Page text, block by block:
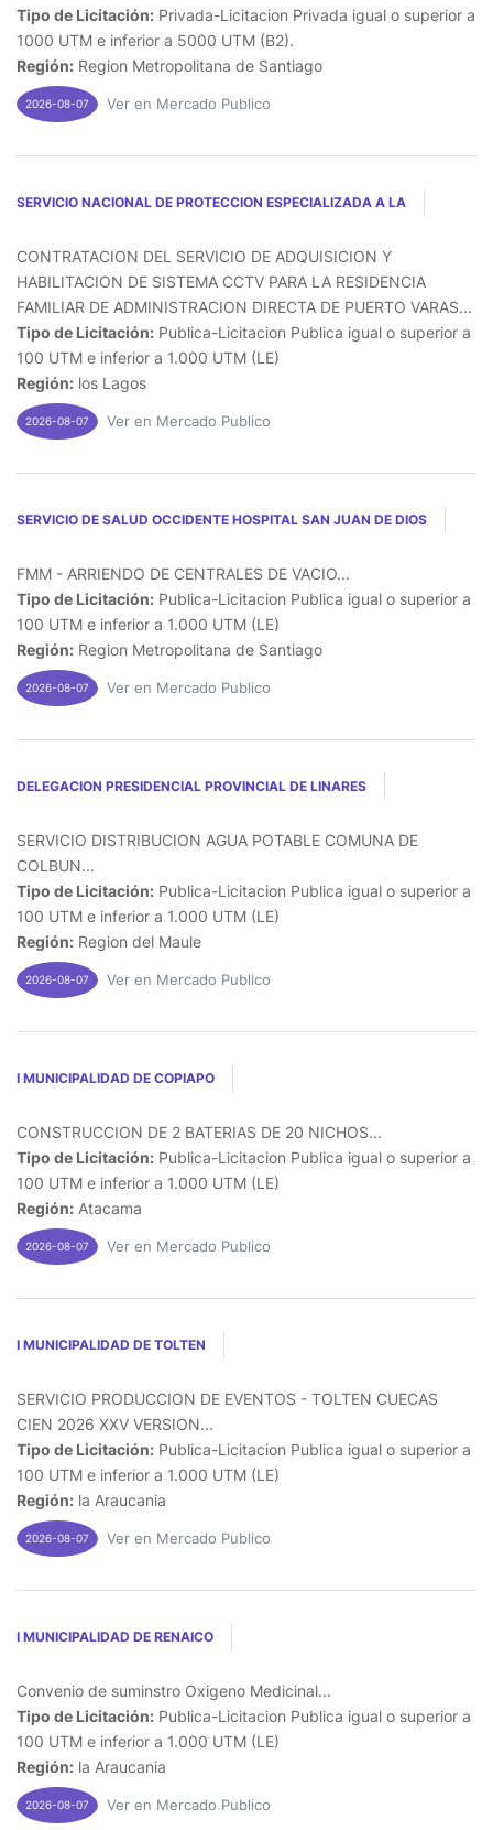
Tipo de Licitación: Privada-Licitacion Privada igual o superior a
1000 UTM e inferior a 5000 UTM (B2).
Región: Region Metropolitana de Santiago
2026-08-07 Ver en Mercado Publico
SERVICIO NACIONAL DE PROTECCION ESPECIALIZADA A LA
CONTRATACION DEL SERVICIO DE ADQUISICION Y
HABILITACION DE SISTEMA CCTV PARA LA RESIDENCIA
FAMILIAR DE ADMINISTRACION DIRECTA DE PUERTO VARAS...
Tipo de Licitación: Publica-Licitacion Publica igual o superior a
100 UTM e inferior a 1.000 UTM (LE)
Región: los Lagos
2026-08-07 Ver en Mercado Publico
SERVICIO DE SALUD OCCIDENTE HOSPITAL SAN JUAN DE DIOS
FMM - ARRIENDO DE CENTRALES DE VACIO...
Tipo de Licitación: Publica-Licitacion Publica igual o superior a
100 UTM e inferior a 1.000 UTM (LE)
Región: Region Metropolitana de Santiago
2026-08-07 Ver en Mercado Publico
DELEGACION PRESIDENCIAL PROVINCIAL DE LINARES
SERVICIO DISTRIBUCION AGUA POTABLE COMUNA DE
COLBUN...
Tipo de Licitación: Publica-Licitacion Publica igual o superior a
100 UTM e inferior a 1.000 UTM (LE)
Región: Region del Maule
2026-08-07 Ver en Mercado Publico
I MUNICIPALIDAD DE COPIAPO
CONSTRUCCION DE 2 BATERIAS DE 20 NICHOS...
Tipo de Licitación: Publica-Licitacion Publica igual o superior a
100 UTM e inferior a 1.000 UTM (LE)
Región: Atacama
2026-08-07 Ver en Mercado Publico
I MUNICIPALIDAD DE TOLTEN
SERVICIO PRODUCCION DE EVENTOS - TOLTEN CUECAS
CIEN 2026 XXV VERSION...
Tipo de Licitación: Publica-Licitacion Publica igual o superior a
100 UTM e inferior a 1.000 UTM (LE)
Región: la Araucania
2026-08-07 Ver en Mercado Publico
I MUNICIPALIDAD DE RENAICO
Convenio de suminstro Oxigeno Medicinal...
Tipo de Licitación: Publica-Licitacion Publica igual o superior a
100 UTM e inferior a 1.000 UTM (LE)
Región: la Araucania
2026-08-07 Ver en Mercado Publico